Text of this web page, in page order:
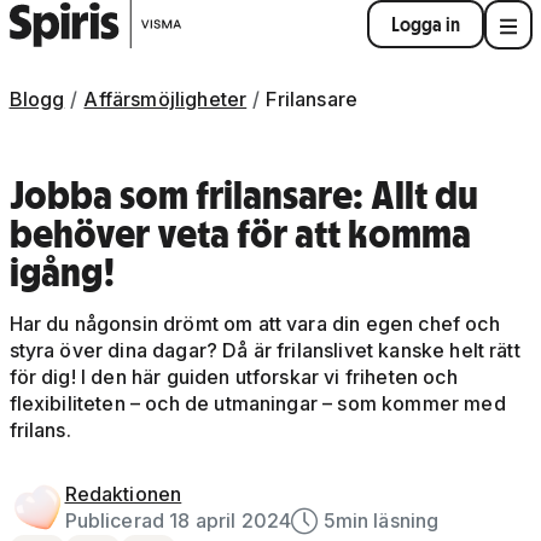
Logga in
Blogg Affärsmöjligheter Frilansare
Jobba som frilansare: Allt du
behöver veta för att komma
igång!
Har du någonsin drömt om att vara din egen chef och
styra över dina dagar? Då är frilanslivet kanske helt rätt
för dig! I den här guiden utforskar vi friheten och
flexibiliteten – och de utmaningar – som kommer med
frilans.
Redaktionen
Publicerad 18 april 2024
5min läsning